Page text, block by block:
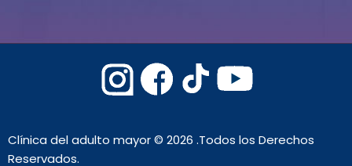
Clínica del adulto mayor © 2026 .Todos los Derechos
Reservados.